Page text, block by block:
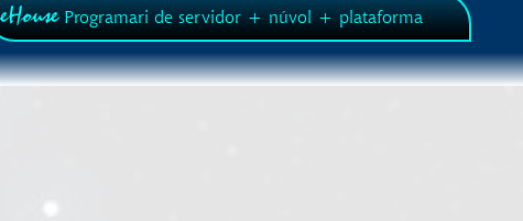
eHouseProgramari de servidor + núvol + plataforma